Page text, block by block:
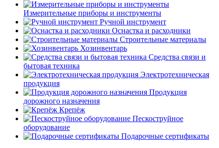
Измерительные приборы и инструменты
Ручной инструмент
Оснастка и расходники
Строительные материалы
Хозинвентарь
Средства связи и
бытовая техника
Электротехническая
продукция
Продукция
дорожного назначения
Крепёж
Пескоструйное
оборудование
Подарочные сертификаты